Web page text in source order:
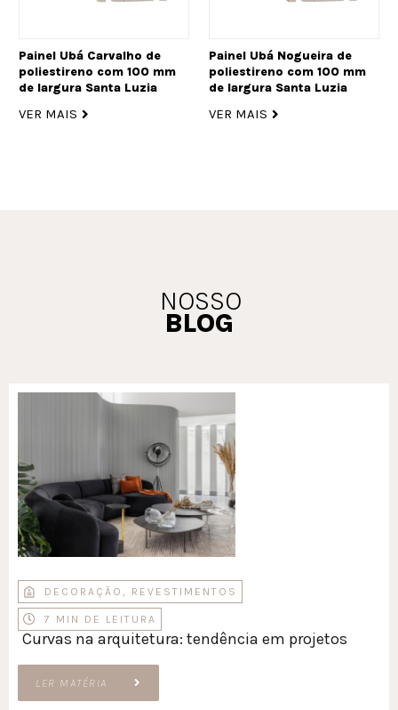
Painel Ubá Carvalho de
poliestireno com 100 mm
de largura Santa Luzia
VER MAIS
Painel Ubá Nogueira de
poliestireno com 100 mm
de largura Santa Luzia
VER MAIS
NOSSO
BLOG
DECORAÇÃO REVESTIMENTOS
7 MIN DE LEITURA
Curvas na arquitetura: tendência em projetos
LER MATÉRIA